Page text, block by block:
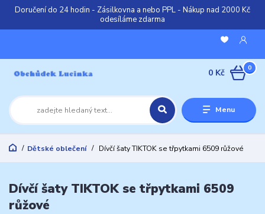
Doručení do 24 hodin - Zásilkovna a nebo PPL - Nákup nad 2000 Kč
odesíláme zdarma
Menu
0
0 Kč
Dětské oblečení Dívčí šaty TIKTOK se třpytkami 6509 růžové
Dívčí šaty TIKTOK se třpytkami 6509
růžové